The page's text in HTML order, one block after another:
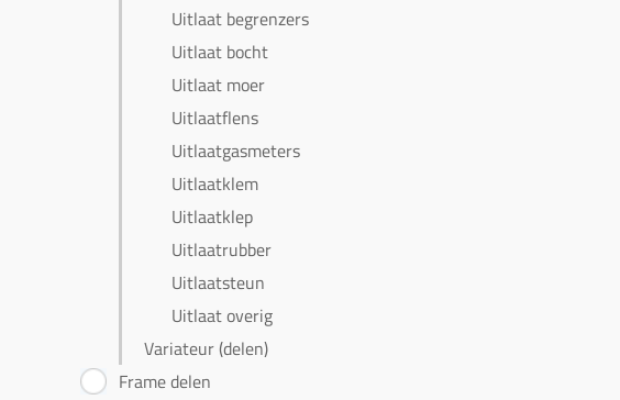
Uitlaat begrenzers
Uitlaat bocht
Uitlaat moer
Uitlaatflens
Uitlaatgasmeters
Uitlaatklem
Uitlaatklep
Uitlaatrubber
Uitlaatsteun
Uitlaat overig
Variateur (delen)
Frame delen